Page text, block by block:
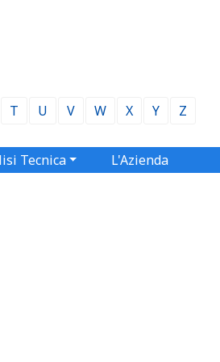
T U V W X Y Z
Tecnica L'Azienda